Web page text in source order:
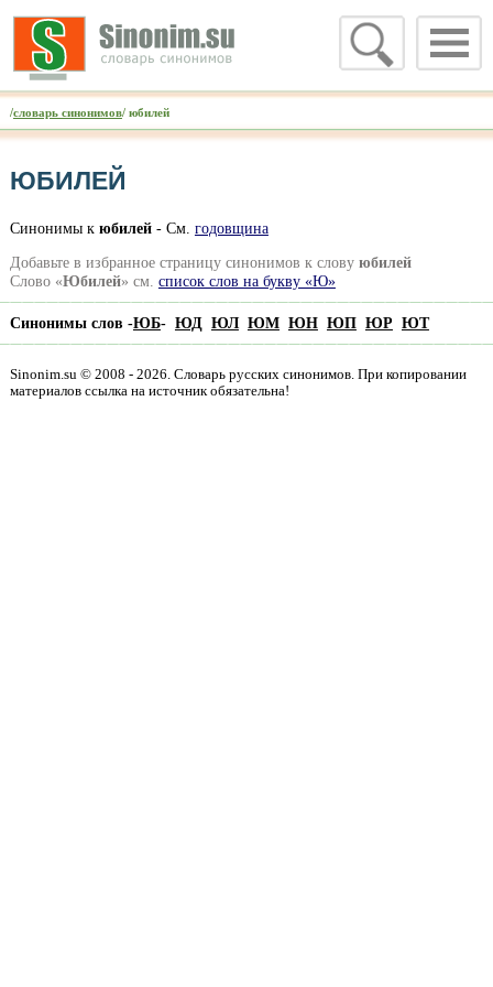
/словарь синонимов/ юбилей
ЮБИЛЕЙ
Синонимы к юбилей- См. годовщина
Добавьте в избранное страницу синонимов к слову юбилей
Слово «Юбилей» см. список слов на букву «Ю»
Синонимы слов -ЮБ- ЮД ЮЛ ЮМ ЮН ЮП ЮР ЮТ
Sinonim.su © 2008 - 2026. Словарь русских синонимов. При копировании
материалов ссылка на источник обязательна!